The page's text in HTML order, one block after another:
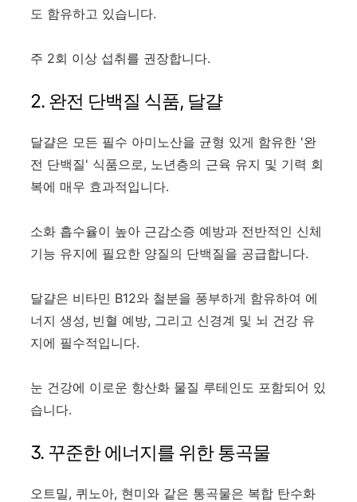
도 함유하고 있습니다.
주 2회 이상 섭취를 권장합니다.
2. 완전 단백질 식품, 달걀
달걀은 모든 필수 아미노산을 균형 있게 함유한 '완
전 단백질' 식품으로, 노년층의 근육 유지 및 기력 회
복에 매우 효과적입니다.
소화 흡수율이 높아 근감소증 예방과 전반적인 신체
기능 유지에 필요한 양질의 단백질을 공급합니다.
달걀은 비타민 B12와 철분을 풍부하게 함유하여 에
너지 생성, 빈혈 예방, 그리고 신경계 및 뇌 건강 유
지에 필수적입니다.
눈 건강에 이로운 항산화 물질 루테인도 포함되어 있
습니다.
3. 꾸준한 에너지를 위한 통곡물
오트밀, 퀴노아, 현미와 같은 통곡물은 복합 탄수화